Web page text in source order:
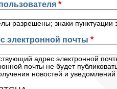
*
разрешены; знаки пунктуации
электронной почты *
адрес электронной
почты не будет
новостей и уведомлений